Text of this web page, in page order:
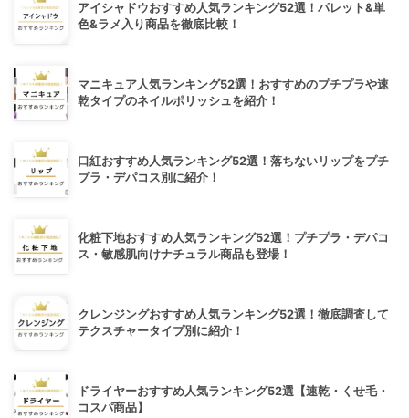
アイシャドウおすすめ人気ランキング52選！パレット&単
色&ラメ入り商品を徹底比較！
マニキュア人気ランキング52選！おすすめのプチプラや速
乾タイプのネイルポリッシュを紹介！
口紅おすすめ人気ランキング52選！落ちないリップをプチ
プラ・デパコス別に紹介！
化粧下地おすすめ人気ランキング52選！プチプラ・デパコ
ス・敏感肌向けナチュラル商品も登場！
クレンジングおすすめ人気ランキング52選！徹底調査して
テクスチャータイプ別に紹介！
ドライヤーおすすめ人気ランキング52選【速乾・くせ毛・
コスパ商品】